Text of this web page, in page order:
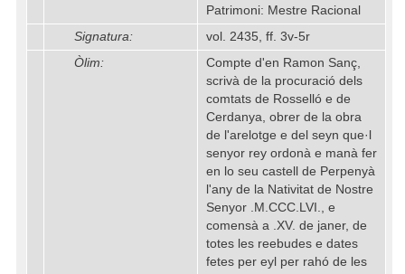
Patrimoni: Mestre Racional
Signatura:
vol. 2435, ff. 3v-5r
Òlim:
Compte d'en Ramon Sanç,
scrivà de la procuració dels
comtats de Rosselló e de
Cerdanya, obrer de la obra
de l'arelotge e del seyn que·l
senyor rey ordonà e manà fer
en lo seu castell de Perpenyà
l'any de la Nativitat de Nostre
Senyor .M.CCC.LVI., e
comensà a .XV. de janer, de
totes les reebudes e dates
fetes per eyl per rahó de les